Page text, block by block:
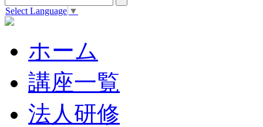
Select Language ▼
ホーム
講座一覧
法人研修